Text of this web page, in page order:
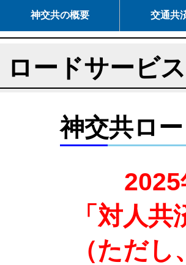
神交共の概要 交通共
ロードサービス
神交共ロ
「対人
（ただ